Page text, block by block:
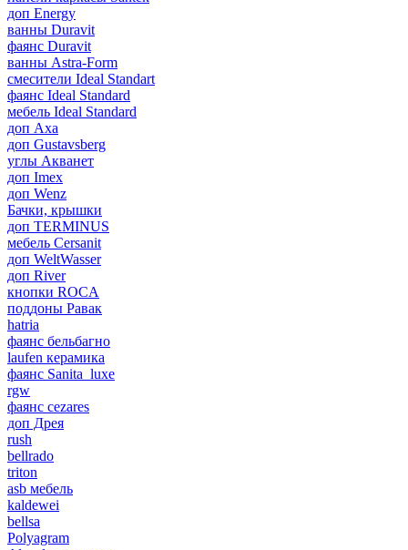
доп Energy
ванны Duravit
фаянс Duravit
ванны Astra-Form
смесители Ideal Standart
фаянс Ideal Standard
мебель Ideal Standard
доп Axa
доп Gustavsberg
углы Акванет
доп Imex
доп Wenz
Бачки, крышки
доп TERMINUS
мебель Cersanit
доп WeltWasser
доп River
кнопки ROCA
поддоны Равак
hatria
фаянс бельбагно
laufen керамика
фаянс Sanita_luxe
rgw
фаянс cezares
доп Дрея
rush
bellrado
triton
asb мебель
kaldewei
bellsa
Polyagram